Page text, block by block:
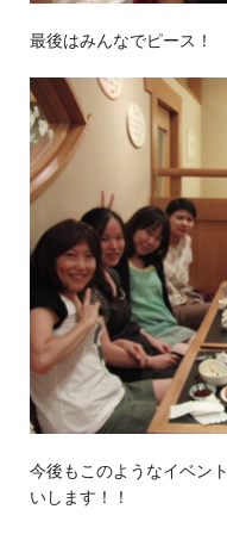
最後はみんなでピース！
今後もこのようなイベン
いします！！